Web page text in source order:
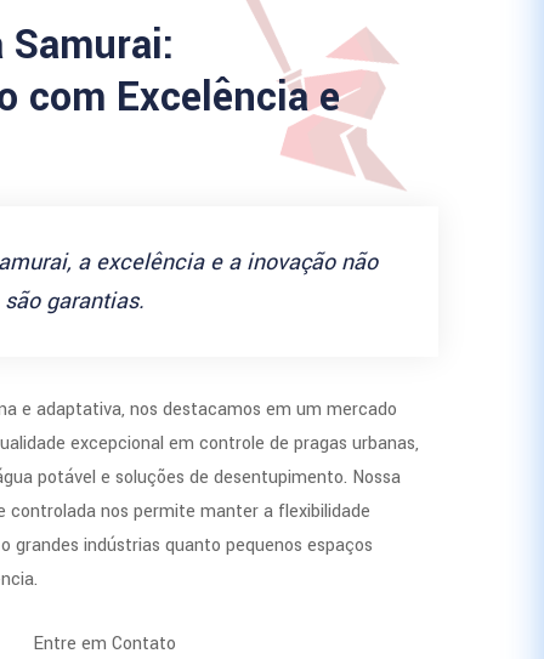
Samurai:
com Excelência e
a excelência e a inovação não
garantias.
e adaptativa, nos destacamos em um mercado
excepcional em controle de pragas urbanas,
potável e soluções de desentupimento. Nossa
nos permite manter a flexibilidade
grandes indústrias quanto pequenos espaços
Entre em Contato